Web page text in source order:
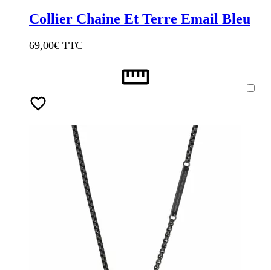
Collier Chaine Et Terre Email Bleu
69,00€ TTC